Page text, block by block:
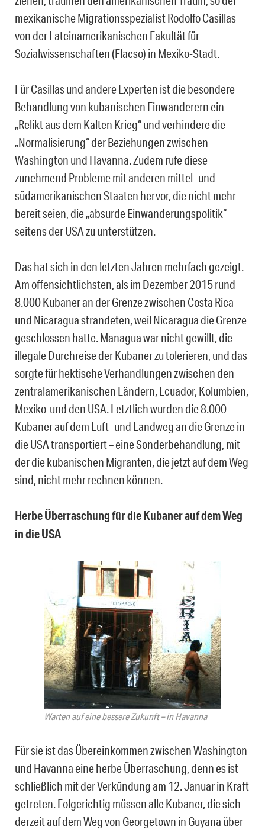
mexikanische Migrationsspezialist Rodolfo Casillas
von der Lateinamerikanischen Fakultät für
Sozialwissenschaften (Flacso) in Mexiko-Stadt.
Für Casillas und andere Experten ist die besondere
Behandlung von kubanischen Einwanderern ein
„Relikt aus dem Kalten Krieg“ und verhindere die
„Normalisierung“ der Beziehungen zwischen
Washington und Havanna. Zudem rufe diese
zunehmend Probleme mit anderen mittel- und
südamerikanischen Staaten hervor, die nicht mehr
bereit seien, die „absurde Einwanderungspolitik“
seitens der USA zu unterstützen.
Das hat sich in den letzten Jahren mehrfach gezeigt.
Am offensichtlichsten, als im Dezember 2015 rund
8.000 Kubaner an der Grenze zwischen Costa Rica
und Nicaragua strandeten, weil Nicaragua die Grenze
geschlossen hatte. Managua war nicht gewillt, die
illegale Durchreise der Kubaner zu tolerieren, und das
sorgte für hektische Verhandlungen zwischen den
zentralamerikanischen Ländern, Ecuador, Kolumbien,
Mexiko und den USA. Letztlich wurden die 8.000
Kubaner auf dem Luft- und Landweg an die Grenze in
die USA transportiert – eine Sonderbehandlung, mit
der die kubanischen Migranten, die jetzt auf dem Weg
sind, nicht mehr rechnen können.
Herbe Überraschung für die Kubaner auf dem Weg
in die USA
Warten auf eine bessere Zukunft – in Havanna
Für sie ist das Übereinkommen zwischen Washington
und Havanna eine herbe Überraschung, denn es ist
schließlich mit der Verkündung am 12. Januar in Kraft
getreten. Folgerichtig müssen alle Kubaner, die sich
derzeit auf dem Weg von Georgetown in Guyana über